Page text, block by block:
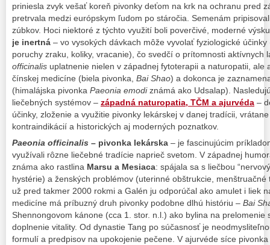
priniesla zvyk vešať koreň pivonky deťom na krk na ochranu pred
pretrvala medzi európskym ľudom po stáročia. Semenám
zúbkov. Hoci niektoré z týchto využití boli poverčivé, moderné
je inertná – vo vysokých dávkach môže vyvolať fyziologické
poruchy zraku, koliky, vracanie), čo svedčí o prítomnosti aktívnych
officinalis uplatnenie nielen v západnej fytoterapii a naturopatii, ale
čínskej medicíne (biela pivonka, Bai Shao) a dokonca je
(himalájska pivonka Paeonia emodiznámá ako Udsalap).
liečebných systémov – západná naturopatia, TČM a ajurvéda –
účinky, zloženie a využitie pivonky lekárskej v danej tradícii,
kontraindikácií a historických aj moderných poznatkov.
Paeonia officinalis – pivonka lekárska – je fascinujúcim
využívali rôzne liečebné tradície naprieč svetom. V západnej
známa ako rastlina Marsu a Mesiaca: spájala sa s liečbou
hystérie) a ženských problémov (uterinné obštrukcie,
už pred takmer 2000 rokmi a Galén ju odporúčal ako amulet i liek
medicíne má príbuzný druh pivonky podobne dlhú históriu – Bai
Shennongovom kánone (cca 1. stor. n.l.) ako bylina na
doplnenie vitality. Od dynastie Tang po súčasnosť je
formulí a predpisov na upokojenie pečene. V ajurvéde síce